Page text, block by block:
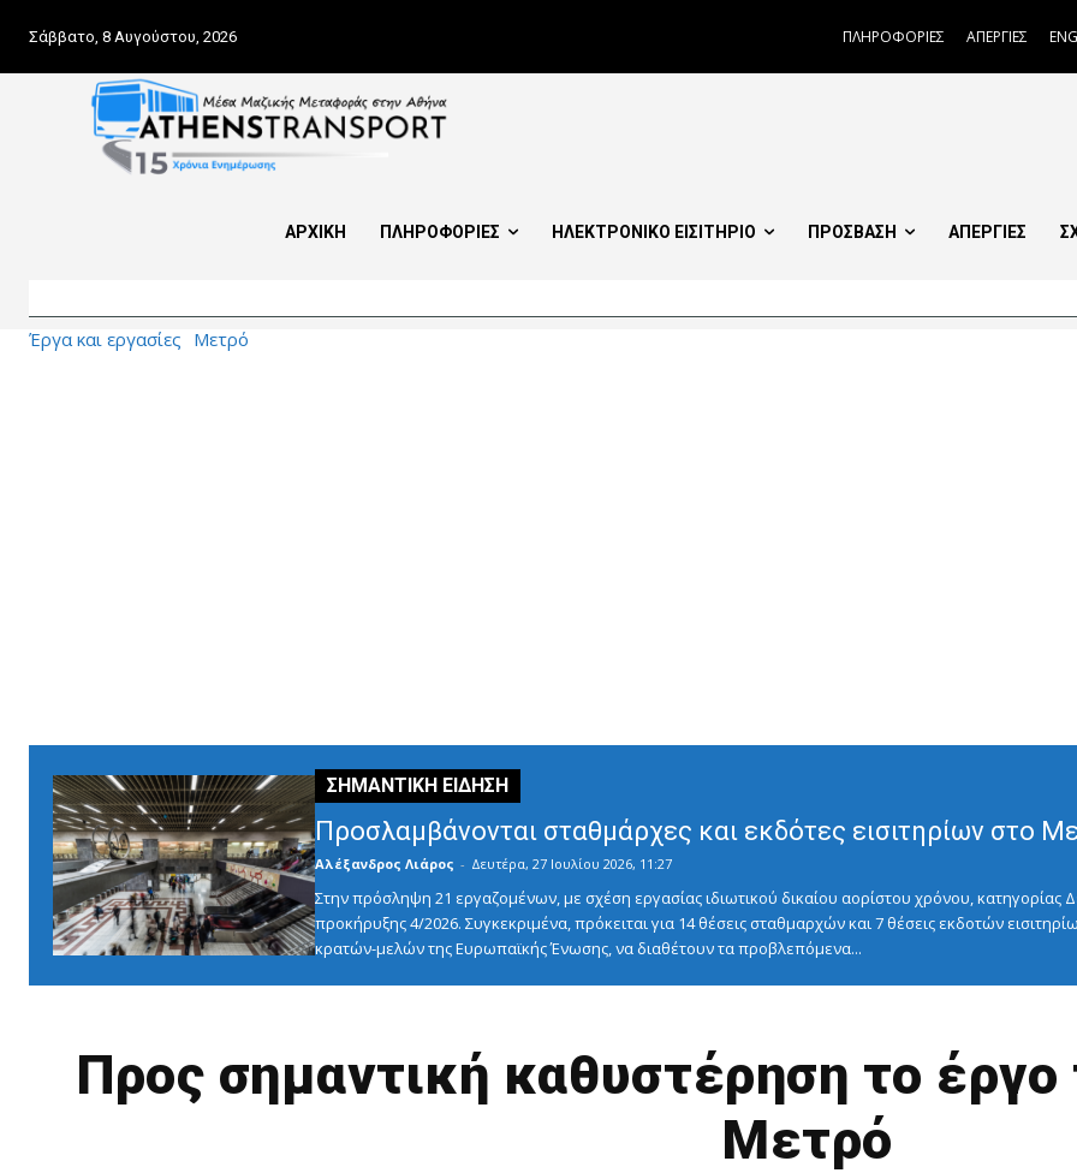
Σάββατο, 8 Αυγούστου, 2026 ΠΛΗΡΟΦΟΡΙΕΣ ΑΠΕΡΓΙΕΣ
ΑΡΧΙΚΗ ΠΛΗΡΟΦΟΡΙΕΣ ΗΛΕΚΤΡΟΝΙΚΟ ΕΙΣΙΤΗΡΙΟ ΠΡΟΣΒΑΣΗ ΑΠΕΡΓΙΕΣ
Έργα και εργασίες Μετρό
Προσλαμβάνονται σταθμάρχες και εκδότες εισιτηρίων στο
Αλέξανδρος Λιάρος - Δευτέρα, 27 Ιουλίου 2026, 11:27
Στην πρόσληψη 21 εργαζομένων, με σχέση εργασίας ιδιωτικού δικαίου αορίστου χρόνου,
προκήρυξης 4/2026. Συγκεκριμένα, πρόκειται για 14 θέσεις σταθμαρχών και 7 θέσεις εκδοτών
κρατών-μελών της Ευρωπαϊκής Ένωσης, να διαθέτουν τα προβλεπόμενα...
Προς σημαντική καθυστέρηση το έργο
Μετρό